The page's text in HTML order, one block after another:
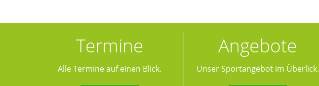
Termine
Alle Termine auf einen Blick.
Angebote
Unser Sportangebot im Überlick.